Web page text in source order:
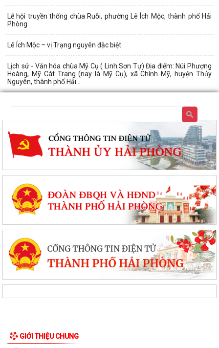
Lễ hội truyền thống chùa Ruỗi, phường Lê Ích Mộc, thành phố Hải
Phòng
Lê Ích Mộc – vị Trạng nguyên đặc biệt
Lịch sử - Văn hóa chùa Mỹ Cụ ( Linh Sơn Tự) Địa điểm: Núi Phượng
Hoàng, Mỹ Cát Trang (nay là Mỹ Cụ), xã Chính Mỹ, huyện Thủy
Nguyên, thành phố Hải...